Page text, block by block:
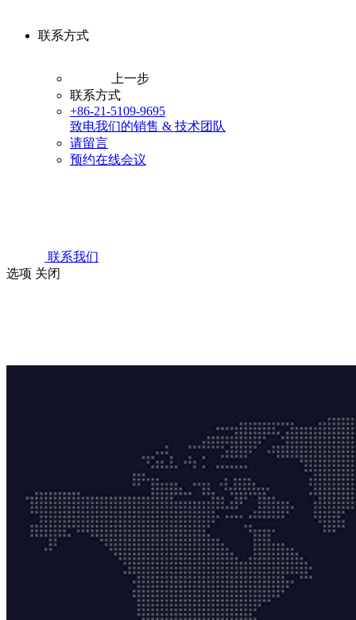
联系方式
上一步
联系方式
+86-21-5109-9695
致电我们的销售 & 技术团队
请留言
预约在线会议
联系我们
选项 关闭